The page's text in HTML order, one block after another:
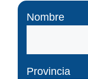
Nombre
Provincia